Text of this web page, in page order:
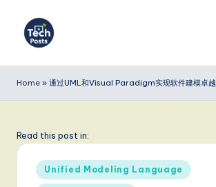
e
P
Home » 通过UML和Visual Paradigm实现软件建模卓越
Read this post in:
Posted
in
Unified Modeling Language